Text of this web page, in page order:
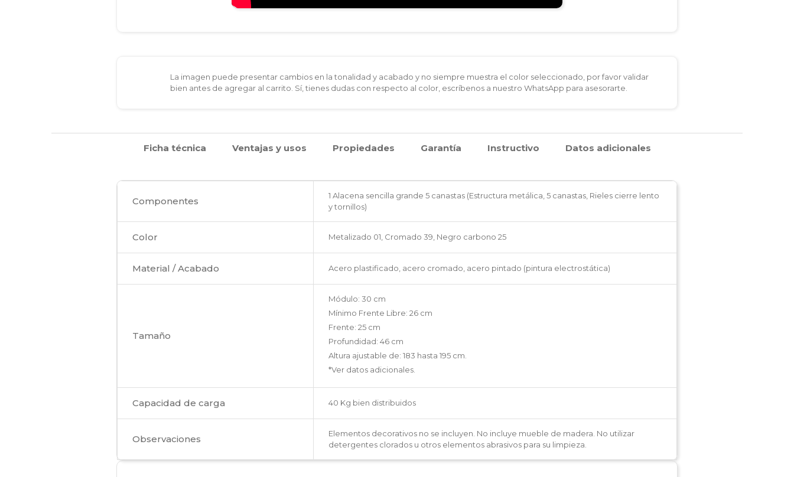
La imagen puede presentar cambios en la tonalidad y acabado y no siempre muestra el color seleccionado, por favor validar
bien antes de agregar al carrito. Sí, tienes dudas con respecto al color, escríbenos a nuestro WhatsApp para asesorarte.
Ficha técnica Ventajas y usos Propiedades Garantía Instructivo Datos adicionales
Componentes
1 Alacena sencilla grande 5 canastas (Estructura metálica, 5 canastas, Rieles cierre lento
y tornillos)
Color Metalizado 01, Cromado 39, Negro carbono 25
Material / Acabado Acero plastificado, acero cromado, acero pintado (pintura electrostática)
Tamaño
Módulo: 30 cm
Mínimo Frente Libre: 26 cm
Frente: 25 cm
Profundidad: 46 cm
Altura ajustable de: 183 hasta 195 cm.
*Ver datos adicionales.
Capacidad de carga 40 Kg bien distribuidos
Observaciones
Elementos decorativos no se incluyen. No incluye mueble de madera. No utilizar
detergentes clorados u otros elementos abrasivos para su limpieza.